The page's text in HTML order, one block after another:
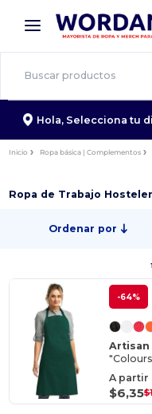
× App de
¡Mejores precios
Hola, Selecciona tu
Inicio Ropa básica | Complementos
Ropa de Trabajo
Ordenar por
-64%
Artisan
A partir
$6,35